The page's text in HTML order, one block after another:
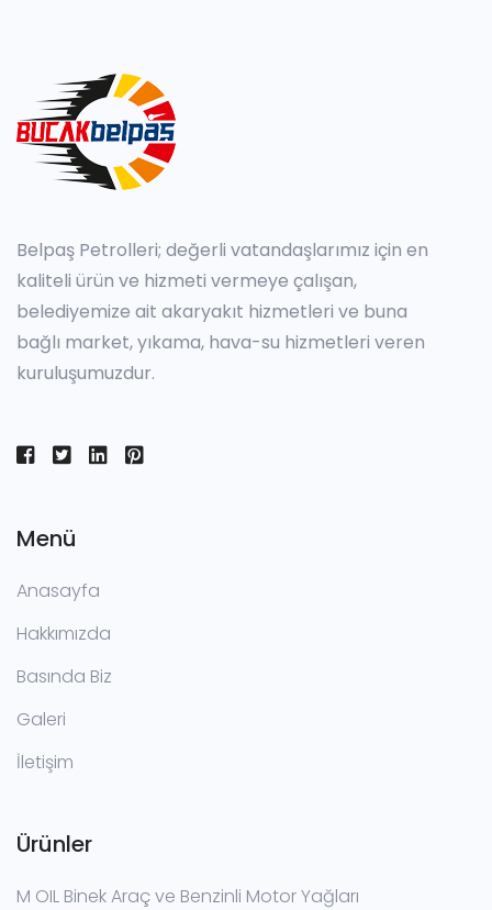
Belpaş Petrolleri; değerli vatandaşlarımız için en
kaliteli ürün ve hizmeti vermeye çalışan,
belediyemize ait akaryakıt hizmetleri ve buna
bağlı market, yıkama, hava-su hizmetleri veren
kuruluşumuzdur.
Menü
Anasayfa
Hakkımızda
Basında Biz
Galeri
İletişim
Ürünler
M OIL Binek Araç ve Benzinli Motor Yağları